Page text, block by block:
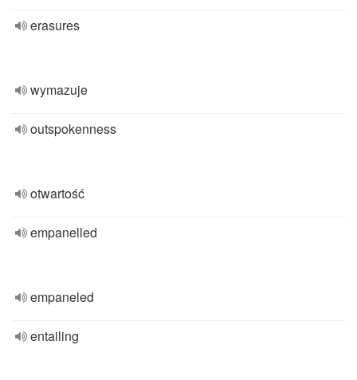
erasures
wymazuje
outspokenness
otwartość
empanelled
empaneled
entailing